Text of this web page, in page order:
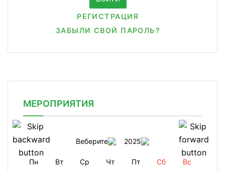
РЕГИСТРАЦИЯ
ЗАБЫЛИ СВОЙ ПАРОЛЬ?
МЕРОПРИЯТИЯ
Веберите 2025
Пн Вт Ср Чт Пт Сб Вс